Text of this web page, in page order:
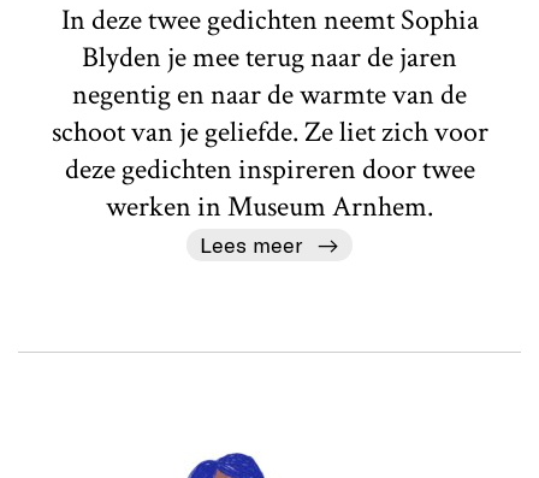
In deze twee gedichten neemt Sophia
Blyden je mee terug naar de jaren
negentig en naar de warmte van de
schoot van je geliefde. Ze liet zich voor
deze gedichten inspireren door twee
werken in Museum Arnhem.
Lees meer